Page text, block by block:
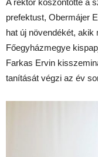
A rektor köszöntötte a
prefektust, Obermájer
hat új növendékét, akik
Főegyházmegye
Farkas Ervin
tanítását végzi az év